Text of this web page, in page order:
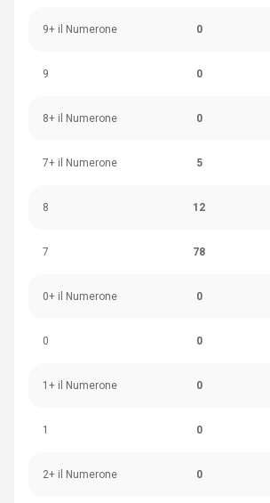
9+ il Numerone 0
9 0
8+ il Numerone 0
7+ il Numerone 5
8 12
7 78
0+ il Numerone 0
0 0
1+ il Numerone 0
1 0
2+ il Numerone 0